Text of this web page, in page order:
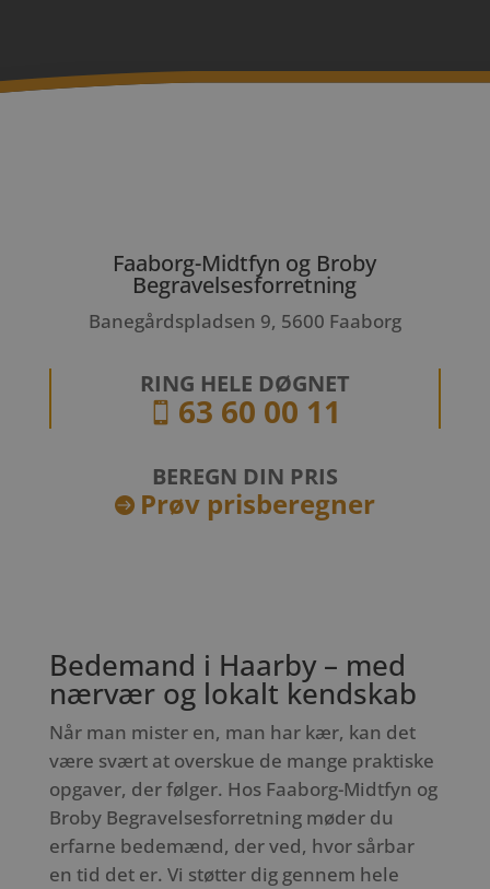
Faaborg-Midtfyn og Broby
Begravelsesforretning
Banegårdspladsen 9, 5600 Faaborg
RING HELE DØGNET
 63 60 00 11
BEREGN DIN PRIS
 Prøv prisberegner
Bedemand i Haarby – med
nærvær og lokalt kendskab
Når man mister en, man har kær, kan det
være svært at overskue de mange praktiske
opgaver, der følger. Hos Faaborg-Midtfyn og
Broby Begravelsesforretning møder du
erfarne bedemænd, der ved, hvor sårbar
en tid det er. Vi støtter dig gennem hele